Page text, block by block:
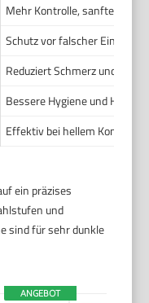
Mehr Kontrolle, sanftere
Schutz vor falscher
Reduziert Schmerz und
Bessere Hygiene und
Effektiv bei hellem Kontrast
ein präzises
und
sind für sehr dunkle
ANGEBOT